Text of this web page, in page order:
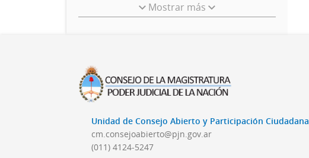
Mostrar más
Unidad de Consejo Abierto y Participación Ciudadana
cm.consejoabierto@pjn.gov.ar
(011) 4124-5247